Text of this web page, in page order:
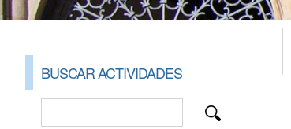
BUSCAR ACTIVIDADES